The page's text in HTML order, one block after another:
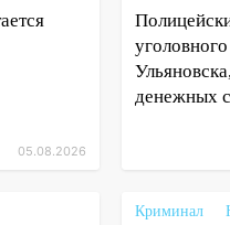
05.08.2026
денежных
Криминал